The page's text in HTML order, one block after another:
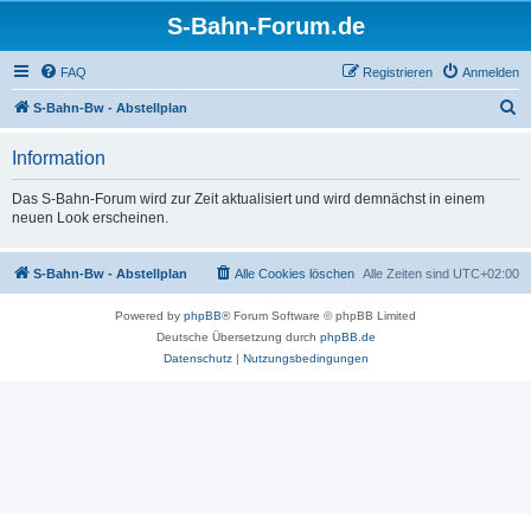
S-Bahn-Forum.de
FAQ Anmelden
Registrieren
S-Bahn-Bw - Abstellplan
Information
Das S-Bahn-Forum wird zur Zeit aktualisiert und wird demnächst in einem
neuen Look erscheinen.
S-Bahn-Bw - Abstellplan Alle Zeiten sind UTC+02:00
Alle Cookies löschen
Powered by phpBB® Forum Software © phpBB Limited
Deutsche Übersetzung durch phpBB.de
Datenschutz| Nutzungsbedingungen